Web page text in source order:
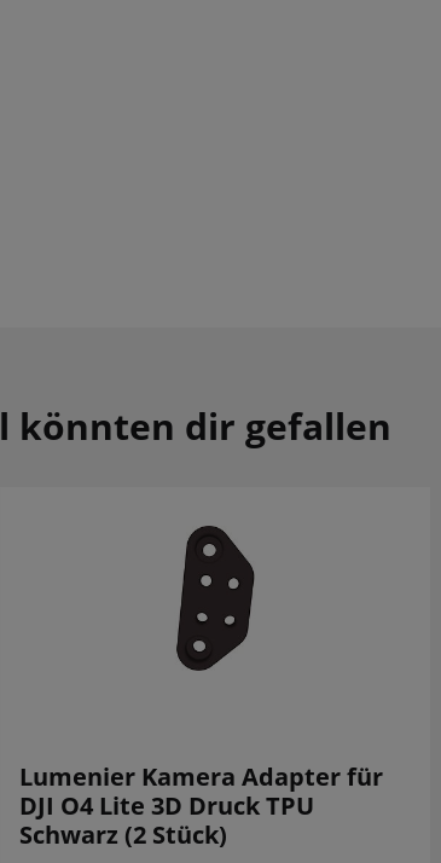
könnten dir gefallen
Lumenier Kamera Adapter für
DJI O4 Lite 3D Druck TPU
Schwarz (2 Stück)